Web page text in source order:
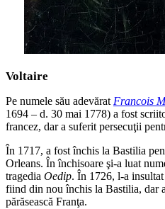
Voltaire
Pe numele său adevărat Francois
1694 – d. 30 mai 1778) a fost
francez, dar a suferit persecuţii
În 1717, a fost închis la Bastilia
Orleans. În închisoare şi-a luat
tragedia Oedip. În 1726, l-a
fiind din nou închis la Bastilia, dar
părăsească Franţa.